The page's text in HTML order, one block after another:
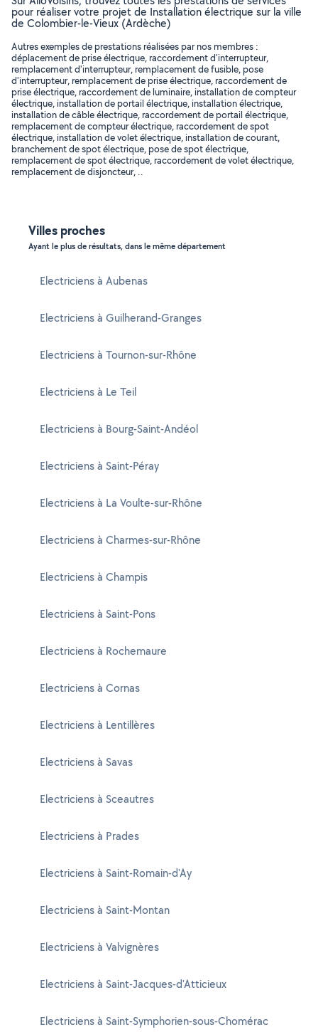
pour réaliser votre projet de Installation électrique sur la ville
de Colombier-le-Vieux (Ardèche)
Autres exemples de prestations réalisées par nos membres :
déplacement de prise électrique, raccordement d'interrupteur,
remplacement d'interrupteur, remplacement de fusible, pose
d'interrupteur, remplacement de prise électrique, raccordement de
prise électrique, raccordement de luminaire, installation de compteur
électrique, installation de portail électrique, installation électrique,
installation de câble électrique, raccordement de portail électrique,
remplacement de compteur électrique, raccordement de spot
électrique, installation de volet électrique, installation de courant,
branchement de spot électrique, pose de spot électrique,
remplacement de spot électrique, raccordement de volet électrique,
remplacement de disjoncteur, ..
Villes proches
Ayant le plus de résultats, dans le même département
Electriciens à Aubenas
Electriciens à Guilherand-Granges
Electriciens à Tournon-sur-Rhône
Electriciens à Le Teil
Electriciens à Bourg-Saint-Andéol
Electriciens à Saint-Péray
Electriciens à La Voulte-sur-Rhône
Electriciens à Charmes-sur-Rhône
Electriciens à Champis
Electriciens à Saint-Pons
Electriciens à Rochemaure
Electriciens à Cornas
Electriciens à Lentillères
Electriciens à Savas
Electriciens à Sceautres
Electriciens à Prades
Electriciens à Saint-Romain-d'Ay
Electriciens à Saint-Montan
Electriciens à Valvignères
Electriciens à Saint-Jacques-d'Atticieux
Electriciens à Saint-Symphorien-sous-Chomérac